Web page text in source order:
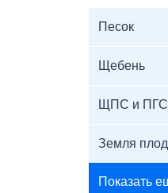
Песок
Щебень
ЩПС и ПГС
Земля
Показать